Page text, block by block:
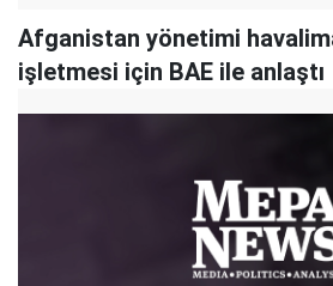
Afganistan yönetimi
işletmesi için BAE ile anlaştı